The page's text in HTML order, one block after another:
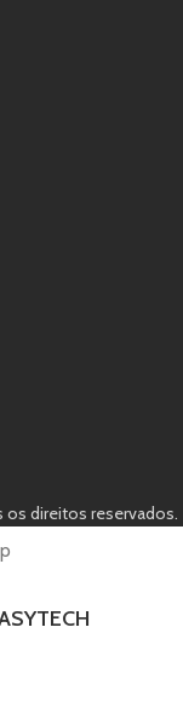
os direitos reservados.